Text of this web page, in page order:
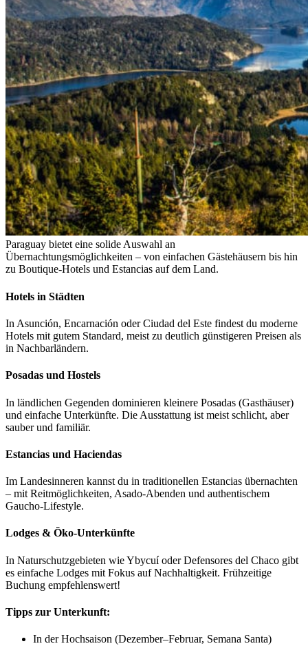
Paraguay bietet eine solide Auswahl an
Übernachtungsmöglichkeiten – von einfachen Gästehäusern bis hin
zu Boutique-Hotels und Estancias auf dem Land.
Hotels in Städten
In Asunción, Encarnación oder Ciudad del Este findest du moderne
Hotels mit gutem Standard, meist zu deutlich günstigeren Preisen als
in Nachbarländern.
Posadas und Hostels
In ländlichen Gegenden dominieren kleinere Posadas (Gasthäuser)
und einfache Unterkünfte. Die Ausstattung ist meist schlicht, aber
sauber und familiär.
Estancias und Haciendas
Im Landesinneren kannst du in traditionellen Estancias übernachten
– mit Reitmöglichkeiten, Asado-Abenden und authentischem
Gaucho-Lifestyle.
Lodges & Öko-Unterkünfte
In Naturschutzgebieten wie Ybycuí oder Defensores del Chaco gibt
es einfache Lodges mit Fokus auf Nachhaltigkeit. Frühzeitige
Buchung empfehlenswert!
Tipps zur Unterkunft:
In der Hochsaison (Dezember–Februar, Semana Santa)